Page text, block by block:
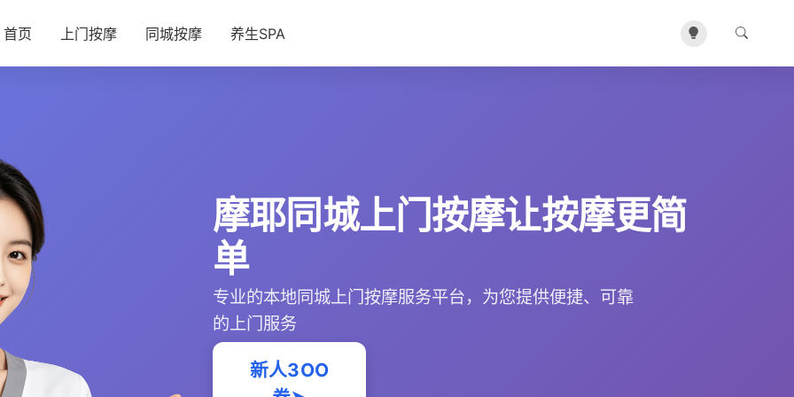
首页 上门按摩 同城按摩 养生SPA
摩耶同城上门按摩让按摩更简
单
专业的本地同城上门按摩服务平台，为您提供便捷、可靠
的上门服务
新人3OO